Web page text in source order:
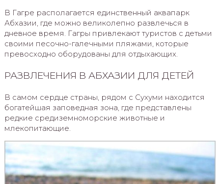
В Гагре располагается единственный аквапарк
Абхазии, где можно великолепно развлечься в
дневное время. Гагры привлекают туристов с детьми
своими песочно-галечными пляжами, которые
превосходно оборудованы для отдыхающих.
РАЗВЛЕЧЕНИЯ В АБХАЗИИ ДЛЯ ДЕТЕЙ
В самом сердце страны, рядом с Сухуми находится
богатейшая заповедная зона, где представлены
редкие средиземноморские животные и
млекопитающие.